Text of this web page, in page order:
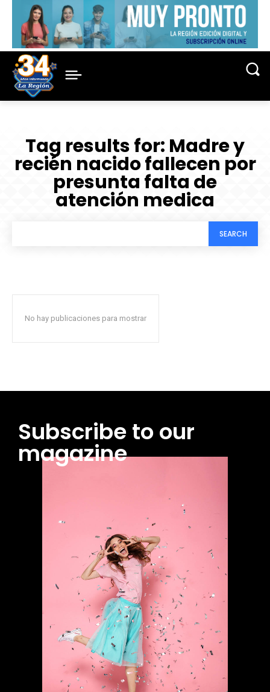
Tag results for: Madre y
recién nacido fallecen por
presunta falta de
atención medica
SEARCH
No hay publicaciones para mostrar
Subscribe to our
magazine